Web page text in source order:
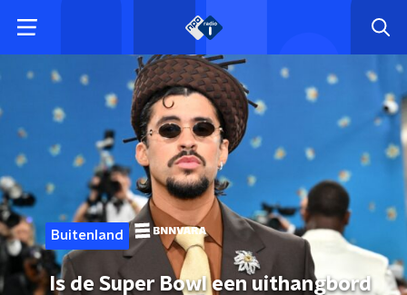
Buitenland
Is de Super Bowl een uithangbord